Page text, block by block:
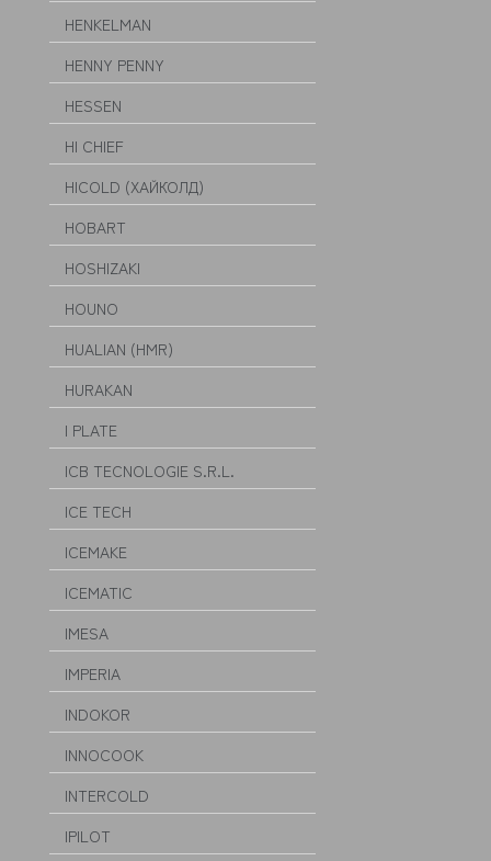
HENKELMAN
HENNY PENNY
HESSEN
HI CHIEF
HICOLD (ХАЙКОЛД)
HOBART
HOSHIZAKI
HOUNO
HUALIAN (HMR)
HURAKAN
I PLATE
ICB TECNOLOGIE S.R.L.
ICE TECH
ICEMAKE
ICEMATIC
IMESA
IMPERIA
INDOKOR
INNOCOOK
INTERCOLD
IPILOT